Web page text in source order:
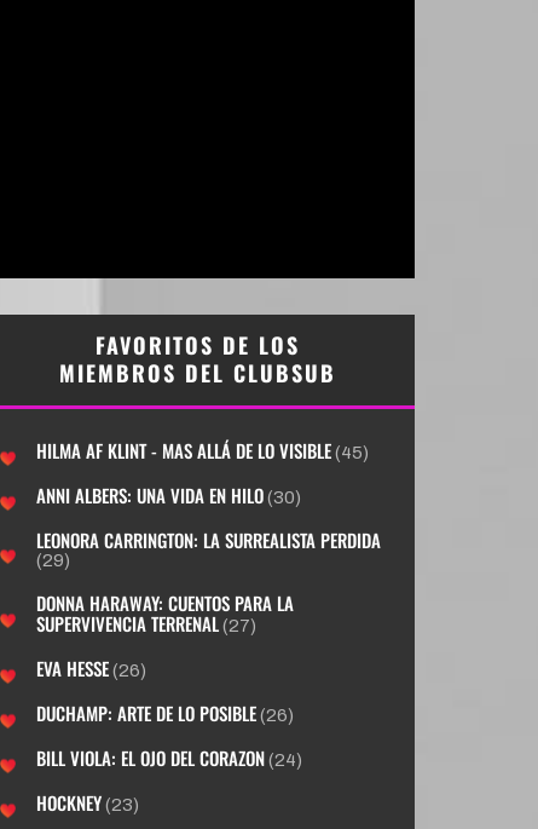
FAVORITOS DE LOS
MIEMBROS DEL CLUBSUB
HILMA AF KLINT - MAS ALLÁ DE LO VISIBLE(45)
ANNI ALBERS: UNA VIDA EN HILO(30)
LEONORA CARRINGTON: LA SURREALISTA PERDIDA
(29)
DONNA HARAWAY: CUENTOS PARA LA
SUPERVIVENCIA TERRENAL(27)
EVA HESSE(26)
DUCHAMP: ARTE DE LO POSIBLE(26)
BILL VIOLA: EL OJO DEL CORAZON(24)
HOCKNEY(23)